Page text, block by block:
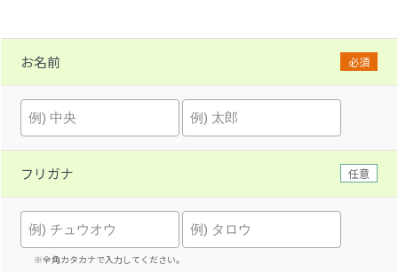
お名前 必須
フリガナ 任意
※全角カタカナで入力してください。